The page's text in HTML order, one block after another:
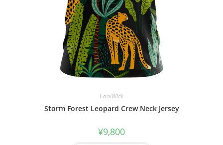
CoolWick
Storm Forest Leopard Crew Neck Jersey
¥9,800